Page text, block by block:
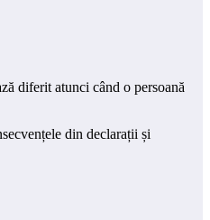
diferit atunci când o persoană
din declarații și